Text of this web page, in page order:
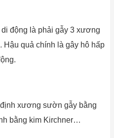
động là phải gẫy 3 xương
Hậu quả chính là gây hô hấp
xương sườn gẫy bằng
bằng kim Kirchner…